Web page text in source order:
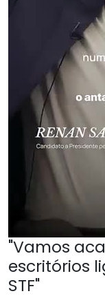
"Vamos
escritórios
STF"